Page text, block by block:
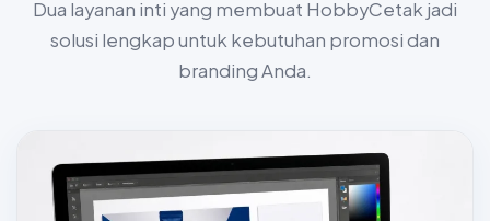
Dua layanan inti yang membuat HobbyCetak jadi
solusi lengkap untuk kebutuhan promosi dan
branding Anda.